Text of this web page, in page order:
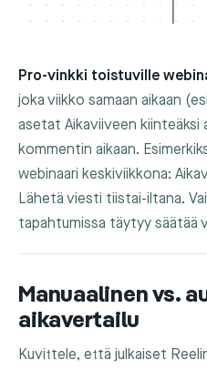
Pro-vinkki toistuville
joka viikko samaan aikaan
asetat Aikaviiveen kiinteäksi
kommentin aikaan.
webinaari keskiviikkona:
Lähetä viesti tiistai-iltana.
tapahtumissa täytyy säätää
Manuaalinen vs.
aikavertailu
Kuvittele, että julkaiset